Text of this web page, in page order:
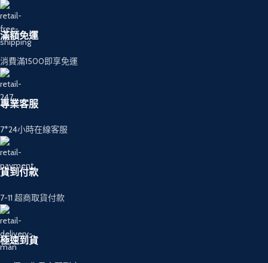
滿額免運
消費滿1500即享免運
專業客服
7*24小時在線客服
貨到付款
7-11 超商取貨付款
極速到貨